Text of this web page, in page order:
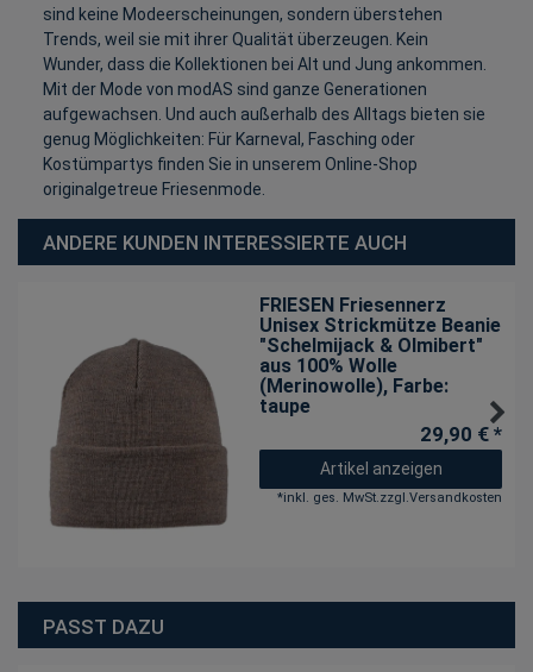
sind keine Modeerscheinungen, sondern überstehen
Trends, weil sie mit ihrer Qualität überzeugen. Kein
Wunder, dass die Kollektionen bei Alt und Jung ankommen.
Mit der Mode von modAS sind ganze Generationen
aufgewachsen. Und auch außerhalb des Alltags bieten sie
genug Möglichkeiten: Für Karneval, Fasching oder
Kostümpartys finden Sie in unserem Online-Shop
originalgetreue Friesenmode.
ANDERE KUNDEN INTERESSIERTE AUCH
FRIESEN Friesennerz
Unisex Strickmütze Beanie
"Schelmijack & Olmibert"
aus 100% Wolle
(Merinowolle), Farbe:
taupe
29,90 € *
Artikel anzeigen
*inkl. ges. MwSt.zzgl.Versandkosten
PASST DAZU